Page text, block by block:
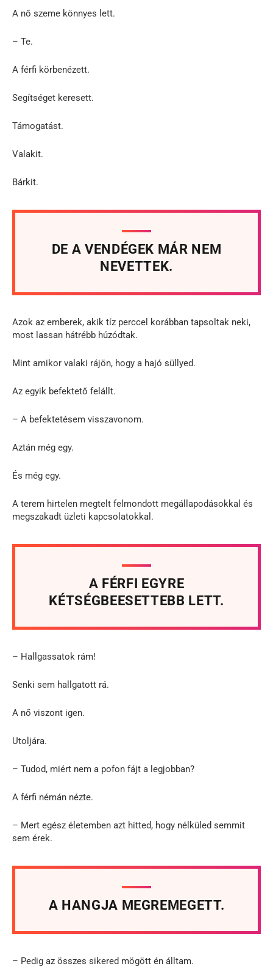
A nő szeme könnyes lett.
– Te.
A férfi körbenézett.
Segítséget keresett.
Támogatást.
Valakit.
Bárkit.
DE A VENDÉGEK MÁR NEM
NEVETTEK.
Azok az emberek, akik tíz perccel korábban tapsoltak neki,
most lassan hátrébb húzódtak.
Mint amikor valaki rájön, hogy a hajó süllyed.
Az egyik befektető felállt.
– A befektetésem visszavonom.
Aztán még egy.
És még egy.
A terem hirtelen megtelt felmondott megállapodásokkal és
megszakadt üzleti kapcsolatokkal.
A FÉRFI EGYRE
KÉTSÉGBEESETTEBB LETT.
– Hallgassatok rám!
Senki sem hallgatott rá.
A nő viszont igen.
Utoljára.
– Tudod, miért nem a pofon fájt a legjobban?
A férfi némán nézte.
– Mert egész életemben azt hitted, hogy nélküled semmit
sem érek.
A HANGJA MEGREMEGETT.
– Pedig az összes sikered mögött én álltam.